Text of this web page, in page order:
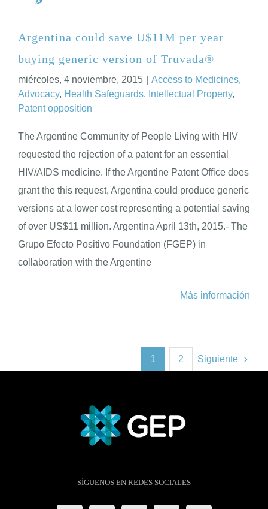
Argentina could save U$11M per year
buying generic version of Truvada®
miércoles, 4 noviembre, 2015 Access to Medicines,
Advocacy, Health Safeguards, Intellectual Property,
Patent opposition
The Argentine Community of People Living with HIV
requested the rejection of a patent for an essential
HIV/AIDS medicine. If the Argentine Patent Office does
grant the this request, Argentina could produce generic
versions at a lower cost representing a potential saving
of over US$11 million. Argentina April 13th, 2015.- The
Grupo Efecto Positivo Foundation (FGEP) in
collaboration with the Argentine
Más información
1 2 Siguiente
SÍGUENOS EN REDES SOCIALES